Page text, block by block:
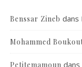
Benssar Zineb dans
Mohammed
Petitemamoun dans